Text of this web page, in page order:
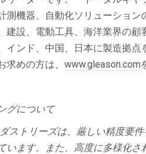
機器、自動化ソリューショ
設、電動工具、海洋業界の
ンド、中国、日本に製造拠
めの方は、 www.gleason.com
グについて
ストリーズは、厳しい精度要
ます。また、高度に多様化